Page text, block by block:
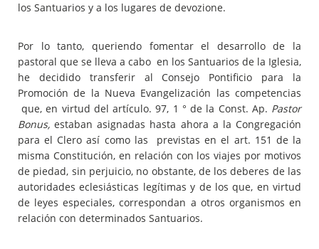
los Santuarios y a los lugares de devozione.
Por lo tanto, queriendo fomentar el desarrollo de la
pastoral que se lleva a cabo en los Santuarios de la Iglesia,
he decidido transferir al Consejo Pontificio para la
Promoción de la Nueva Evangelización las competencias
que, en virtud del artículo. 97, 1 ° de la Const. Ap. Pastor
Bonus, estaban asignadas hasta ahora a la Congregación
para el Clero así como las previstas en el art. 151 de la
misma Constitución, en relación con los viajes por motivos
de piedad, sin perjuicio, no obstante, de los deberes de las
autoridades eclesiásticas legítimas y de los que, en virtud
de leyes especiales, correspondan a otros organismos en
relación con determinados Santuarios.